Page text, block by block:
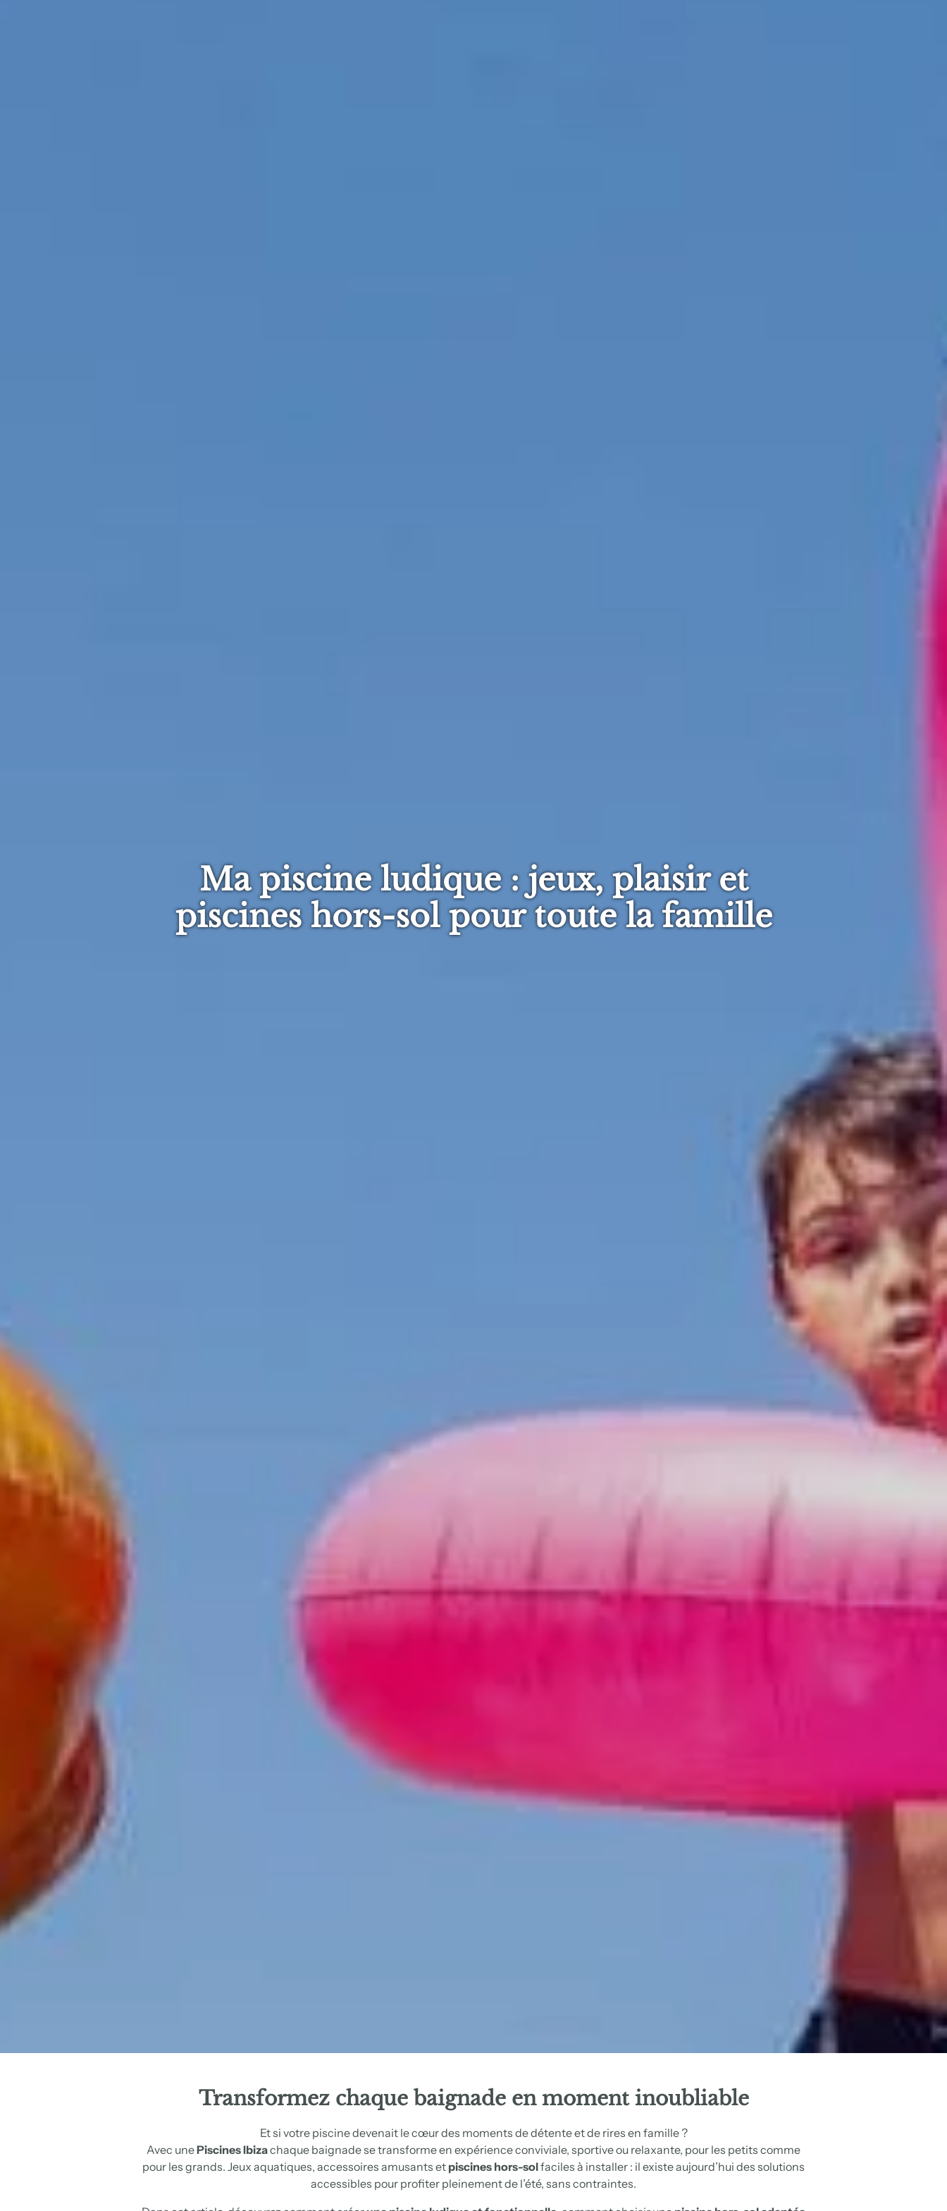
Ma piscine ludique : jeux, plaisir et
piscines hors-sol pour toute la famille
Transformez chaque baignade en moment inoubliable
Et si votre piscine devenait le cœur des moments de détente et de rires en famille ?
Avec unePiscines Ibizachaque baignade se transforme en expérience conviviale, sportive ou relaxante, pour les petits comme
pour les grands. Jeux aquatiques, accessoires amusants et piscines hors-solfaciles à installer : il existe aujourd’hui des solutions
accessibles pour profiter pleinement de l’été, sans contraintes.